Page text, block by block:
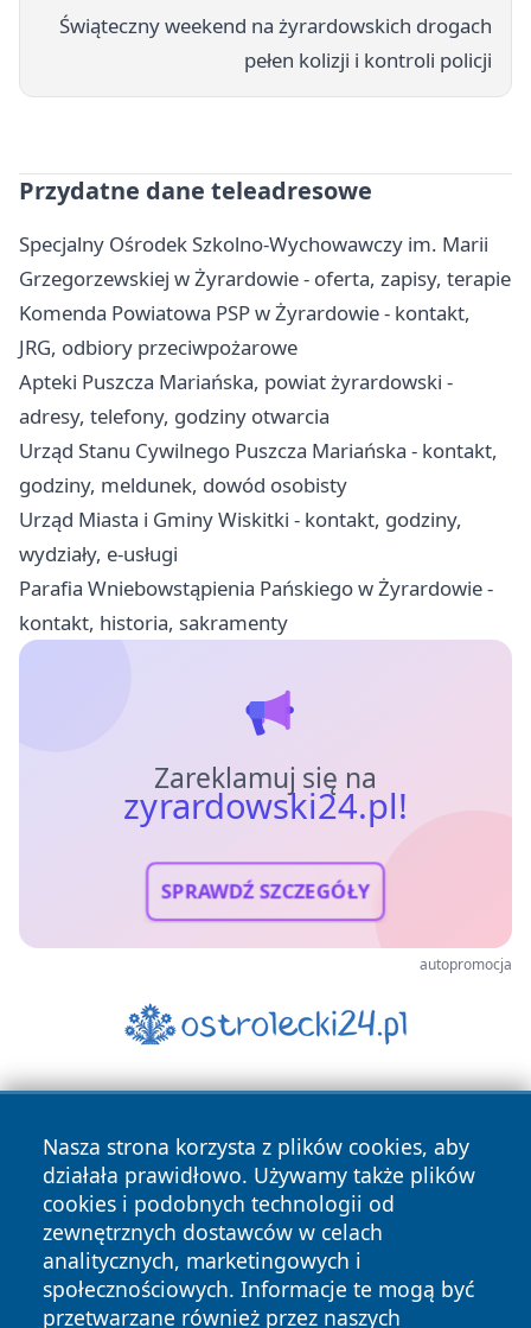
Świąteczny weekend na żyrardowskich drogach
pełen kolizji i kontroli policji
Przydatne dane teleadresowe
Specjalny Ośrodek Szkolno-Wychowawczy im. Marii
Grzegorzewskiej w Żyrardowie - oferta, zapisy, terapie
Komenda Powiatowa PSP w Żyrardowie - kontakt,
JRG, odbiory przeciwpożarowe
Apteki Puszcza Mariańska, powiat żyrardowski -
adresy, telefony, godziny otwarcia
Urząd Stanu Cywilnego Puszcza Mariańska - kontakt,
godziny, meldunek, dowód osobisty
Urząd Miasta i Gminy Wiskitki - kontakt, godziny,
wydziały, e-usługi
Parafia Wniebowstąpienia Pańskiego w Żyrardowie -
kontakt, historia, sakramenty
Zareklamuj się na
zyrardowski24.pl!
SPRAWDŹ SZCZEGÓŁY
autopromocja
Nasza strona korzysta z plików cookies, aby
działała prawidłowo. Używamy także plików
cookies i podobnych technologii od
zewnętrznych dostawców w celach
analitycznych, marketingowych i
społecznościowych. Informacje te mogą być
przetwarzane również przez naszych
Copyright © 2026 zyrardowski24.pl Wszystkie prawa
zastrzeżone.